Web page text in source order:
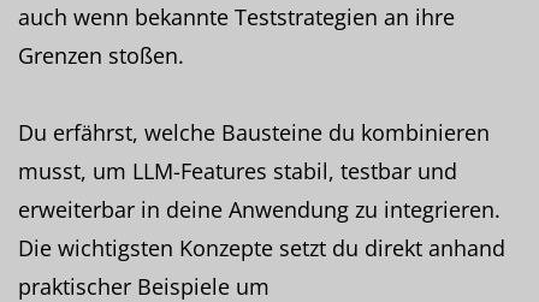
auch wenn bekannte Teststrategien an ihre
Grenzen stoßen.
Du erfährst, welche Bausteine du kombinieren
musst, um LLM-Features stabil, testbar und
erweiterbar in deine Anwendung zu integrieren.
Die wichtigsten Konzepte setzt du direkt anhand
praktischer Beispiele um